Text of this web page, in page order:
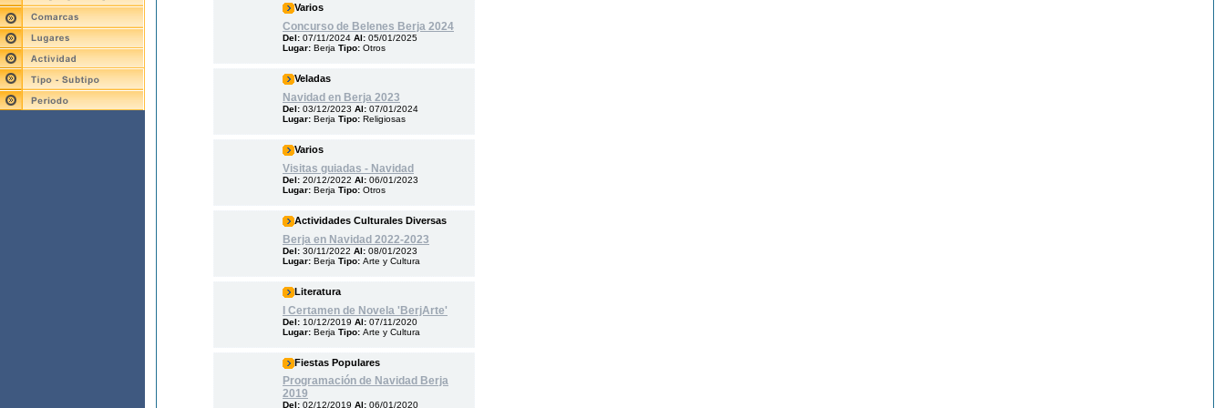
Varios
Concurso de Belenes Berja 2024
Del: 07/11/2024 Al: 05/01/2025
Lugar: Berja Tipo: Otros
Veladas
Navidad en Berja 2023
Del: 03/12/2023 Al: 07/01/2024
Lugar: Berja Tipo: Religiosas
Varios
Visitas guiadas - Navidad
Del: 20/12/2022 Al: 06/01/2023
Lugar: Berja Tipo: Otros
Actividades Culturales Diversas
Berja en Navidad 2022-2023
Del: 30/11/2022 Al: 08/01/2023
Lugar: Berja Tipo: Arte y Cultura
Literatura
I Certamen de Novela 'BerjArte'
Del: 10/12/2019 Al: 07/11/2020
Lugar: Berja Tipo: Arte y Cultura
Fiestas Populares
Programación de Navidad Berja
2019
Del: 02/12/2019 Al: 06/01/2020